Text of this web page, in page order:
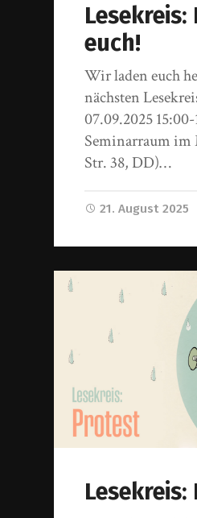
euch!
Wir laden euch
nächsten
07.09.2025
Seminarraum im
Str. 38, DD)…
21. August 2025